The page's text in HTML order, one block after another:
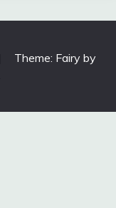
Theme: Fairy by